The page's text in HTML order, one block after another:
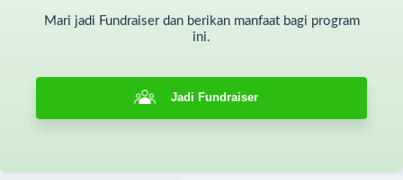
Mari jadi Fundraiser dan berikan manfaat bagi program
ini.
Jadi Fundraiser